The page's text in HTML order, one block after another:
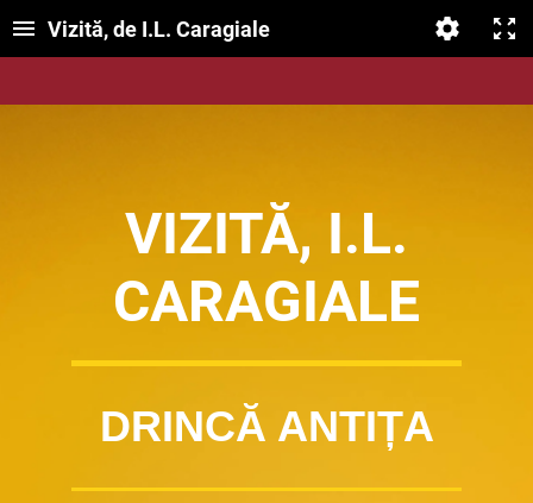
Vizită, de I.L. Caragiale
VIZITĂ, I.L.
CARAGIALE
DRINCĂ ANTIȚA